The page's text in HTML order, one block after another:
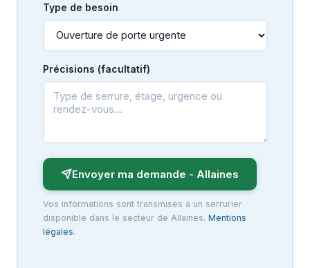
Type de besoin
Précisions (facultatif)
Envoyer ma demande - Allaines
Vos informations sont transmises à un serrurier
disponible dans le secteur de Allaines. Mentions
légales.